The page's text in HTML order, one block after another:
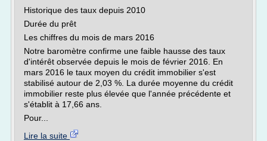
Historique des taux depuis 2010
Durée du prêt
Les chiffres du mois de mars 2016
Notre baromètre confirme une faible hausse des taux
d'intérêt observée depuis le mois de février 2016. En
mars 2016 le taux moyen du crédit immobilier s'est
stabilisé autour de 2,03 %. La durée moyenne du crédit
immobilier reste plus élevée que l'année précédente et
s'établit à 17,66 ans.
Pour...
Lire la suite